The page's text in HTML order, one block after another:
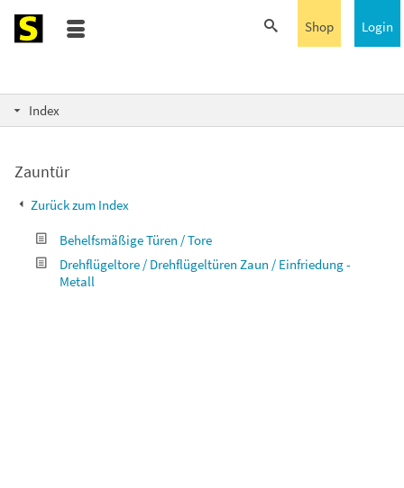
Login
Shop
Index
Zauntür
Zurück zum Index
Behelfsmäßige Türen / Tore
Drehflügeltore / Drehflügeltüren Zaun / Einfriedung -
Metall